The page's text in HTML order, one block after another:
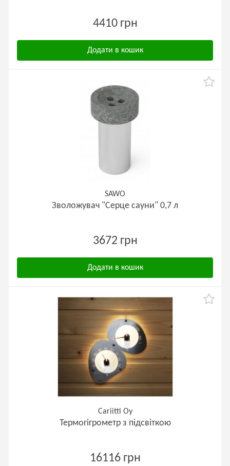
4410 грн
Додати в кошик
SAWO
Зволожувач "Серце сауни" 0,7 л
3672 грн
Додати в кошик
Cariitti Oy
Термогігрометр з підсвіткою
16116 грн